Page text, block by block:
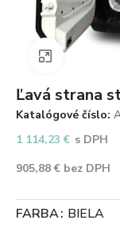
Zväčšiť
Ľavá strana
Katalógové číslo:
1 114,23€ s DPH
905,88€ bez DPH
FARBA BIELA